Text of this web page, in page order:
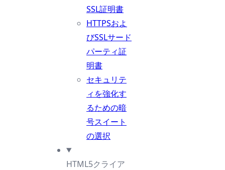
SSL証明書
HTTPSおよ
びSSLサード
パーティ証
明書
セキュリテ
ィを強化す
るための暗
号スイート
の選択
HTML5クライア